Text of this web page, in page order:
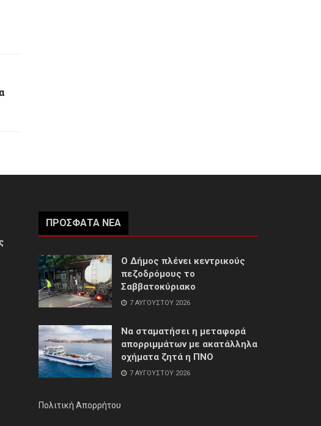
ΠΡΌΣΦΑΤΑ ΝΈΑ
Ο Δήμος πλένει κεντρικούς
πεζοδρόμους το
Σαββατοκύριακο
7 ΑΥΓΟΎΣΤΟΥ 2026
Να σταματήσει η μεταφορά
απορριμμάτων με ακατάλληλα
οχήματα ζητά η ΠΝΟ
7 ΑΥΓΟΎΣΤΟΥ 2026
Πολιτική Απορρήτου